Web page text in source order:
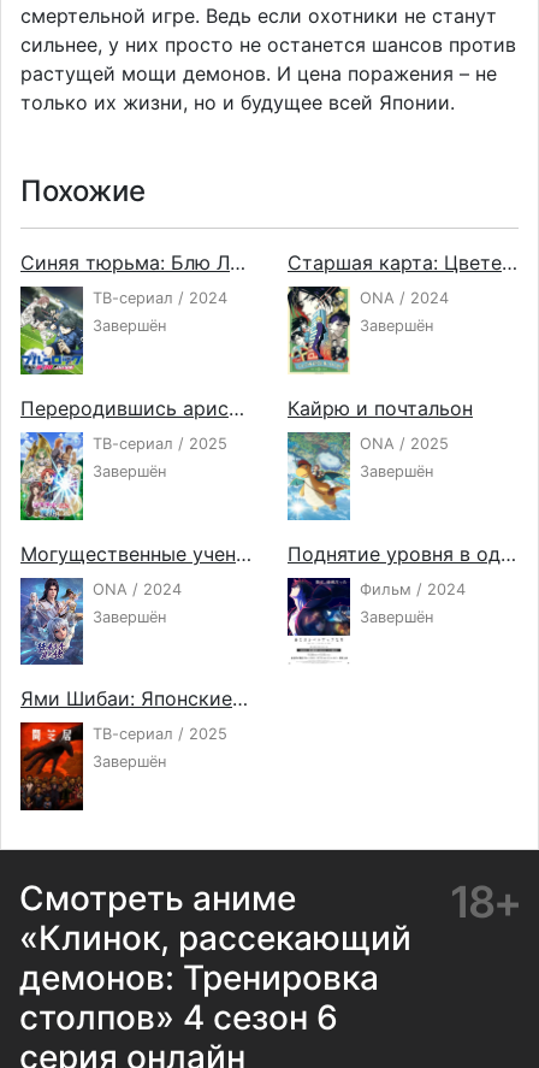
смертельной игре. Ведь если охотники не станут
сильнее, у них просто не останется шансов против
растущей мощи демонов. И цена поражения – не
только их жизни, но и будущее всей Японии.
Похожие
Синяя тюрьма: Блю Лок против юношеской сборной Японии
ТВ-сериал / 2024
Завершён
Старшая карта: Цветение
ONA / 2024
Завершён
Переродившись аристократом-неудачником, я потратил всё своё свободное время, чтобы стать великим магом!
ТВ-сериал / 2025
Завершён
Кайрю и почтальон
ONA / 2025
Завершён
Могущественные ученики
ONA / 2024
Завершён
Поднятие уровня в одиночку: Повторное пробуждение
Фильм / 2024
Завершён
Ями Шибаи: Японские рассказы о привидениях 14
ТВ-сериал / 2025
Завершён
Смотреть аниме
«Клинок, рассекающий
демонов: Тренировка
столпов» 4 сезон 6
серия онлайн
18+